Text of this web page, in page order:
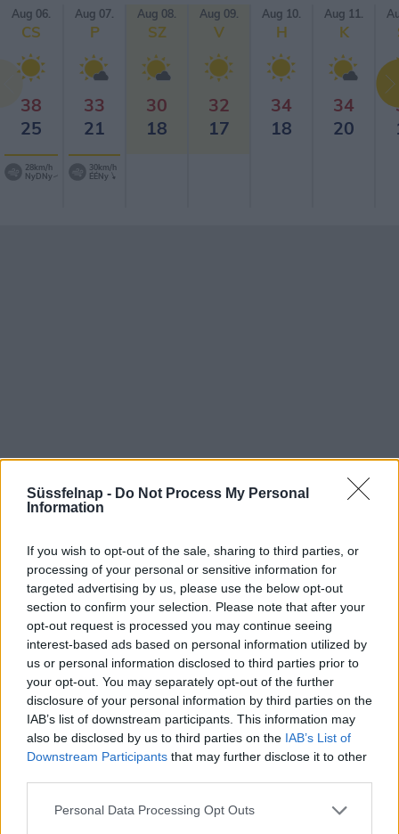
Süssfelnap - Do Not Process My Personal
Information
If you wish to opt-out of the sale, sharing to third parties, or
processing of your personal or sensitive information for
targeted advertising by us, please use the below opt-out
section to confirm your selection. Please note that after your
opt-out request is processed you may continue seeing
interest-based ads based on personal information utilized by
us or personal information disclosed to third parties prior to
your opt-out. You may separately opt-out of the further
disclosure of your personal information by third parties on the
IAB’s list of downstream participants. This information may
also be disclosed by us to third parties on the IAB’s List of
Downstream Participants that may further disclose it to other
Personal Data Processing Opt Outs
Aug 06.
CS
38
25
28km/h
NyDNy
Aug 07.
P
33
21
30km/h
ÉÉNy
Aug 08.
SZ
30
18
Aug 09.
V
32
17
Aug 10.
H
34
18
Aug 11.
K
34
20
Hőmérséklet
része az időjárás előrejelzéseknek. Az előrejelzések
megbízhatósága rendkívül összetett kérdés, a rendelkezésünkre
álló rengeteg adat, fejlett műszerek, kifinomult algoritmusok és
hatalmas számítási képességgel rendelkező szuperszámítógépek
ellenére is elmondható, hogy míg a másnapi várható időjárást 90-
95%-os pontossággal meg tudjuk mondani, addig 4 napra előre
75-90%, a heti előrejelzés 65-80%-os pontossággal, 10 nappal
előre pedig már csak 60% körüli valószínűséggel jósoltható meg a
várható időjárás.